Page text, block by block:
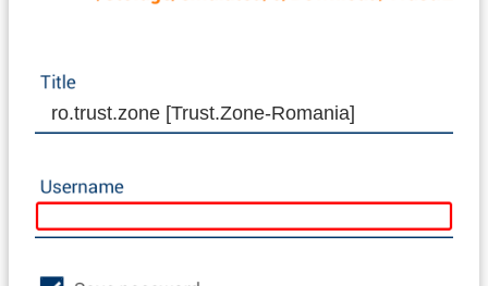
ro.trust.zone [Trust.Zone-Romania]